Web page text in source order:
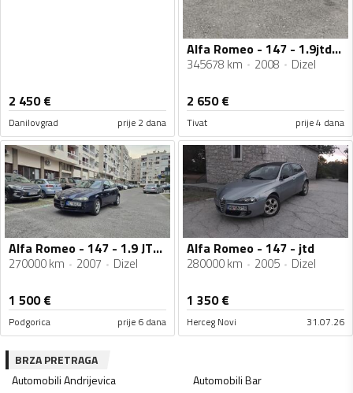
2 450€
Danilovgrad prije 2 dana
Alfa Romeo - 147 - 1.9jtdm 110kw
345678 km 2008 Dizel
2 650€
Tivat prije 4 dana
Alfa Romeo - 147 - 1.9 JTDM
270000 km 2007 Dizel
1 500€
Podgorica prije 6 dana
Alfa Romeo - 147 - jtd
280000 km 2005 Dizel
1 350€
Herceg Novi 31.07.26
BRZA PRETRAGA
AutomobiliAndrijevica AutomobiliBar